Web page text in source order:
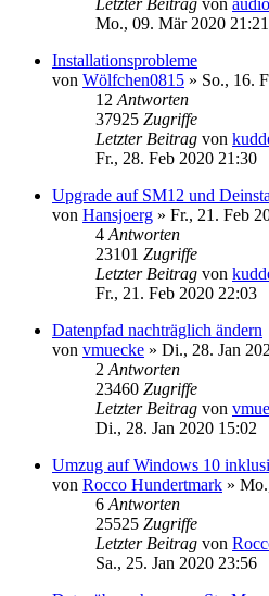
Mo., 09. Mär 2020 21:21
Installationsprobleme
von Wölfchen0815 » So., 16.
12 Antworten
37925 Zugriffe
Letzter Beitrag von
Fr., 28. Feb 2020 21:30
Upgrade auf SM12 und
von Hansjoerg » Fr., 21. Feb
4 Antworten
23101 Zugriffe
Letzter Beitrag von
Fr., 21. Feb 2020 22:03
Datenpfad nachträglich ändern
von vmuecke » Di., 28. Jan
2 Antworten
23460 Zugriffe
Letzter Beitrag von
Di., 28. Jan 2020 15:02
Umzug auf Windows 10
von Rocco Hundertmark »
6 Antworten
25525 Zugriffe
Letzter Beitrag von
Sa., 25. Jan 2020 23:56